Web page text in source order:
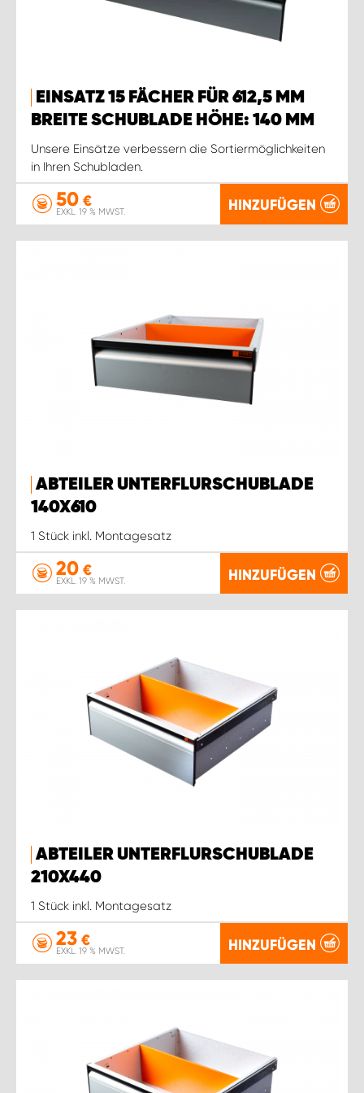
EINSATZ 15 FÄCHER FÜR 612,5 MM
BREITE SCHUBLADE HÖHE: 140 MM
Unsere Einsätze verbessern die Sortiermöglichkeiten
in Ihren Schubladen.
50 €
EXKL. 19 % MWST. HINZUFÜGEN
ABTEILER UNTERFLURSCHUBLADE
140X610
1 Stück inkl. Montagesatz
20 €
EXKL. 19 % MWST. HINZUFÜGEN
ABTEILER UNTERFLURSCHUBLADE
210X440
1 Stück inkl. Montagesatz
23 €
EXKL. 19 % MWST. HINZUFÜGEN